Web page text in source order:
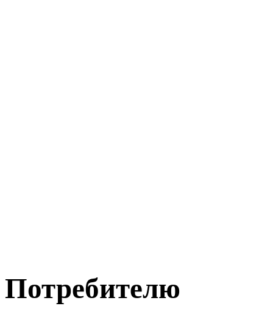
Потребителю